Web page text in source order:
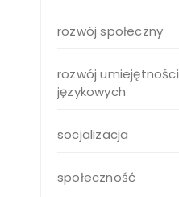
rozwój społeczny
rozwój umiejętności
językowych
socjalizacja
społeczność